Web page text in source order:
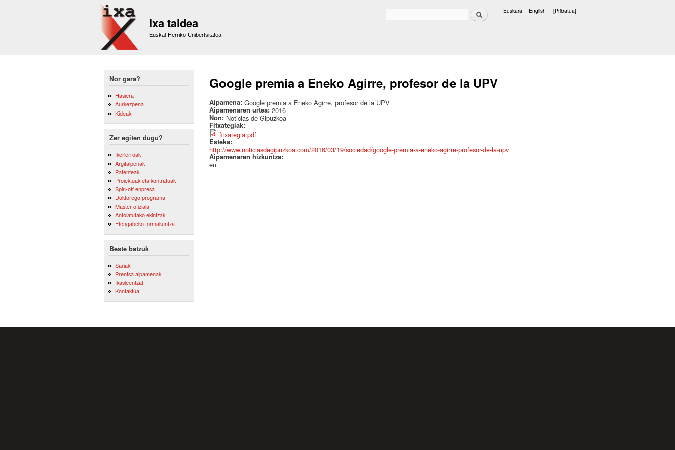
Ixa taldea
Euskal Herriko Unibertsitatea
Bilatu Euskara English [Pribatua]
Nor gara?
Hasiera
Aurkezpena
Kideak
Zer egiten dugu?
Ikerlerroak
Argitalpenak
Patenteak
Proiektuak eta kontratuak
Spin-off enpresa
Doktorego programa
Master ofiziala
Antolatutako ekintzak
Etengabeko formakuntza
Beste batzuk
Sariak
Prentsa aipamenak
Ikasleentzat
Kontaktua
Google premia a Eneko Agirre, profesor de la UPV
Aipamena: Google premia a Eneko Agirre, profesor de la UPV
Aipamenaren urtea: 2016
Non: Noticias de Gipuzkoa
Fitxategiak:
fitxategia.pdf
Esteka:
http://www.noticiasdegipuzkoa.com/2016/03/19/sociedad/google-premia-a-eneko-agirre-profesor-de-la-upv
Aipamenaren hizkuntza:
eu